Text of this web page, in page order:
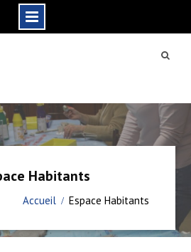
Habitants
Accueil Espace Habitants